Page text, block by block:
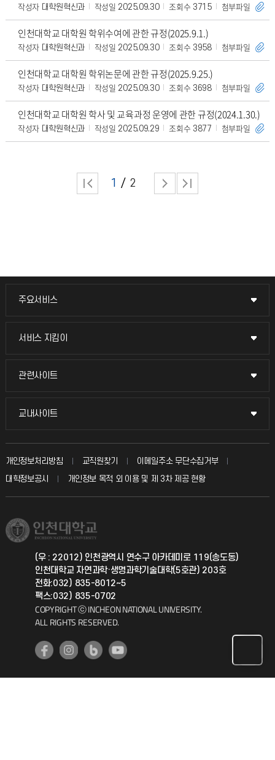
작성자 대학원혁신과 작성일 2025.09.30 조회수 3715 첨부파일
인천대학교 대학원 학위수여에 관한 규정(2025.9.1.)
작성자 대학원혁신과 작성일 2025.09.30 조회수 3958 첨부파일
인천대학교 대학원 학위논문에 관한 규정(2025.9.25.)
작성자 대학원혁신과 작성일 2025.09.30 조회수 3698 첨부파일
인천대학교 대학원 학사 및 교육과정 운영에 관한 규정(2024.1.30.)
작성자 대학원혁신과 작성일 2025.09.29 조회수 3877 첨부파일
1 2
주요서비스
주요서비스
교무회의방송
입학안내
취업정보(학생)
서비스 지킴이
서비스 지킴이
묻고 답하기
칭찬마당
학생서비스 지킴이
관련사이트
관련사이트
국방헬프콜
총동문회
교내사이트
교내사이트
교수회
교육혁신본부
국제지원과
공자아카데미
기초교육원
개인정보처리방침 교직원찾기
이메일주소 무단수집거부
대학정보공시
개인정보 목적 외 이용 및 제 3차 제공 현황
(우 : 22012) 인천광역시 연수구 아카데미로 119(송도동)
인천대학교 자연과학·생명과학기술대학(5호관) 203호
전화:032) 835-8012~5
팩스:032) 835-0702
COPYRIGHT ⓒ INCHEON NATIONAL UNIVERSITY.
ALL RIGHTS RESERVED.